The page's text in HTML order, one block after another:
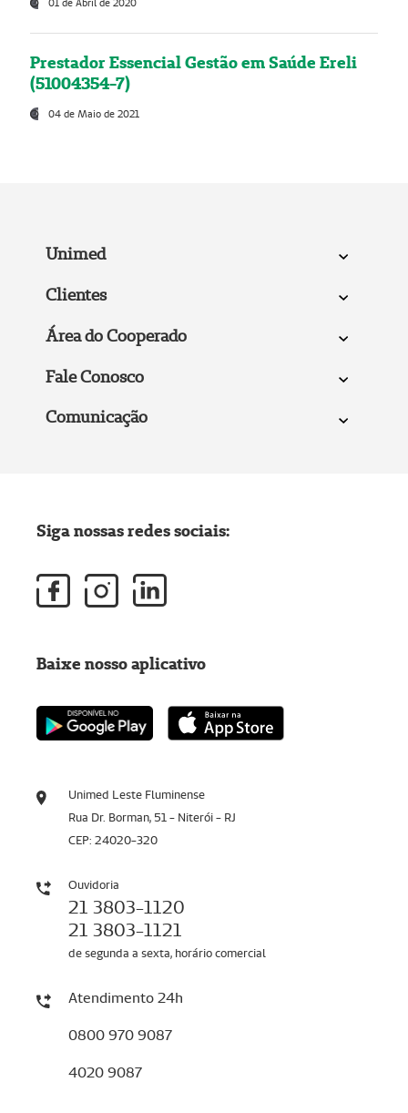
Prestador Essencial Gestão em Saúde Ereli
(51004354-7)
04 de Maio de 2021
Unimed
Clientes
Área do Cooperado
Fale Conosco
Comunicação
Unimed Leste Fluminense
Rua Dr. Borman, 51 - Niterói - RJ
CEP: 24020-320
Ouvidoria
21 3803-1120
21 3803-1121
de segunda a sexta, horário comercial
Atendimento 24h
0800 970 9087
4020 9087
Siga nossas redes sociais:
Baixe nosso aplicativo